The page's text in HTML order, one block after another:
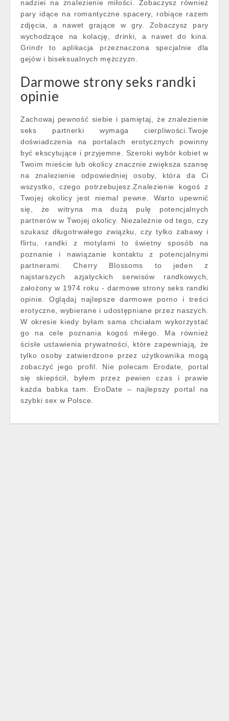
nadziei na znalezienie miłości. Zobaczysz również
pary idące na romantyczne spacery, robiące razem
zdjęcia, a nawet grające w gry. Zobaczysz pary
wychodzące na kolację, drinki, a nawet do kina.
Grindr to aplikacja przeznaczona specjalnie dla
gejów i biseksualnych mężczyzn.
Darmowe strony seks randki
opinie
Zachowaj pewność siebie i pamiętaj, że znalezienie
seks partnerki wymaga cierpliwości.Twoje
doświadczenia na portalach erotycznych powinny
być ekscytujące i przyjemne. Szeroki wybór kobiet w
Twoim mieście lub okolicy znacznie zwiększa szansę
na znalezienie odpowiedniej osoby, która da Ci
wszystko, czego potrzebujesz.Znalezienie kogoś z
Twojej okolicy jest niemal pewne. Warto upewnić
się, że witryna ma dużą pulę potencjalnych
partnerów w Twojej okolicy. Niezależnie od tego, czy
szukasz długotrwałego związku, czy tylko zabawy i
flirtu, randki z motylami to świetny sposób na
poznanie i nawiązanie kontaktu z potencjalnymi
partnerami. Cherry Blossoms to jeden z
najstarszych azjatyckich serwisów randkowych,
założony w 1974 roku - darmowe strony seks randki
opinie. Oglądaj najlepsze darmowe porno i treści
erotyczne, wybierane i udostępniane przez naszych.
W okresie kiedy byłam sama chciałam wykorzystać
go na cele poznania kogoś miłego. Ma również
ścisłe ustawienia prywatności, które zapewniają, że
tylko osoby zatwierdzone przez użytkownika mogą
zobaczyć jego profil. Nie polecam Erodate, portal
się skiepścił, byłem przez pewien czas i prawie
każda babka tam. EroDate – najlepszy portal na
szybki sex w Polsce.